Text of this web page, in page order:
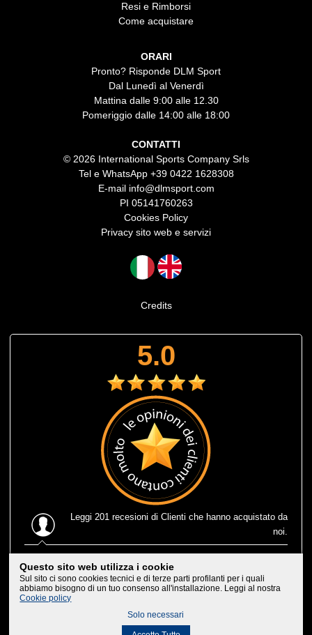
Resi e Rimborsi
Come acquistare
ORARI
Pronto? Risponde DLM Sport
Dal Lunedì al Venerdì
Mattina dalle 9:00 alle 12.30
Pomeriggio dalle 14:00 alle 18:00
CONTATTI
© 2026 International Sports Company Srls
Tel e WhatsApp +39 0422 1628308
E-mail info@dlmsport.com
PI 05141760263
Cookies Policy
Privacy sito web e servizi
Credits
5.0
Leggi 201 recesioni di Clienti che hanno acquistato da
noi.
eccezionale, leggerissima e consegnatami in 1 solo giorno
lavorativo, che efficenza, trovarne di negozi cosi'. Bravi,
non posso che consigliarvi ai miei amici
Questo sito web utilizza i cookie
Sul sito ci sono cookies tecnici e di terze parti profilanti per i quali
abbiamo bisogno di un tuo consenso all'installazione. Leggi al nostra
Cookie policy
Solo necessari